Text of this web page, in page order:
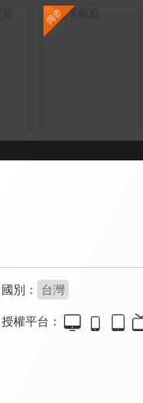
國別： 台灣
授權平台：